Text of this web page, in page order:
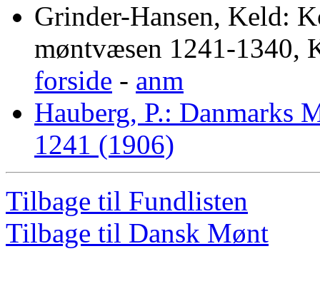
Grinder-Hansen, Keld:
møntvæsen 1241-1340,
forside - anm
Hauberg, P.: Danmarks
1241 (1906)
Tilbage til Fundlisten
Tilbage til Dansk Mønt